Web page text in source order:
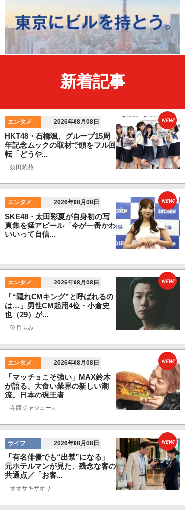
新着記事
エンタメ 2026年08月08日
HKT48・石橋颯、グループ15周
年記念ムックの取材で頭をフル回
転「どうや...
須田紫苑
NEW!
エンタメ 2026年08月08日
SKE48・太田彩夏が自身初の写
真集を猛アピール「今が一番かわ
いいって自信...
NEW!
エンタメ 2026年08月08日
「“隠れCMキング”と呼ばれるの
は…」男性CM起用4位・小倉史
也（29）が...
望月ふみ
NEW!
エンタメ 2026年08月08日
「マッチョこそ強い」MAX鈴木
が語る、大食い業界の新しい潮
流。日本の現王者...
寺西ジャジューカ
NEW!
ライフ 2026年08月08日
「有名俳優でも“出禁”になる」
元ホテルマンが見た、残念な客の
共通点／「お客...
オオサキサオリ
NEW!